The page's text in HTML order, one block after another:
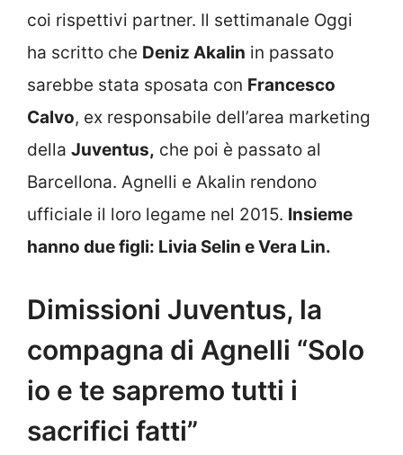
coi rispettivi partner. Il settimanale Oggi
ha scritto che Deniz Akalin in passato
sarebbe stata sposata con Francesco
Calvo, ex responsabile dell’area marketing
della Juventus, che poi è passato al
Barcellona. Agnelli e Akalin rendono
ufficiale il loro legame nel 2015. Insieme
hanno due figli: Livia Selin e Vera Lin.
Dimissioni Juventus, la
compagna di Agnelli “Solo
io e te sapremo tutti i
sacrifici fatti”